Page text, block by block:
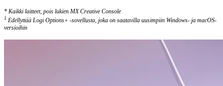
* Kaikki laitteet, pois lukien MX Creative Console
1 Edellyttää Logi Options+ ‑sovellusta, joka on saatavilla uusimpiin Windows- ja macOS-
versioihin